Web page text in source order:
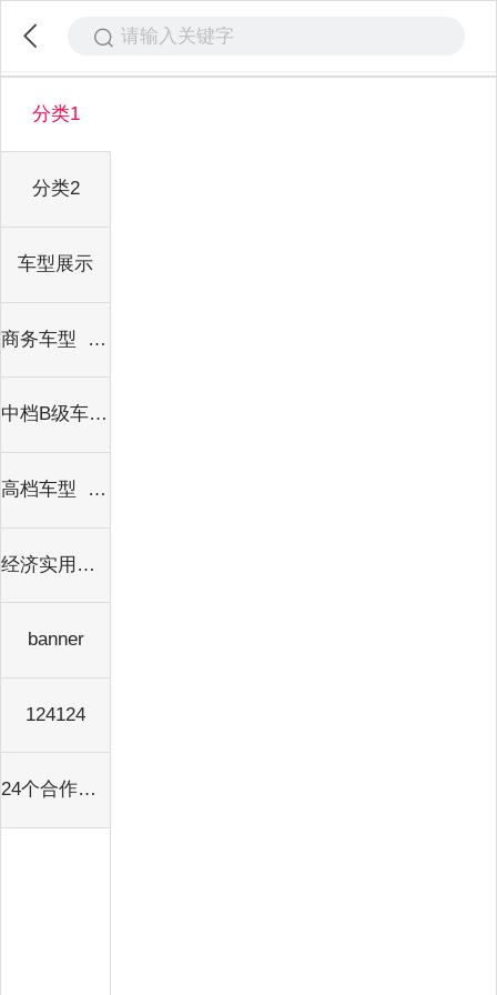
请输入关键字
分类1
分类2
车型展示
商务车型 &nbsp;500-1000元
中档B级车型 240-480元
高档车型 &nbsp;600-3500元
经济实用型 &nbsp;&nbsp;&nbsp;&nbsp;68-158元
banner
124124
24个合作伙伴